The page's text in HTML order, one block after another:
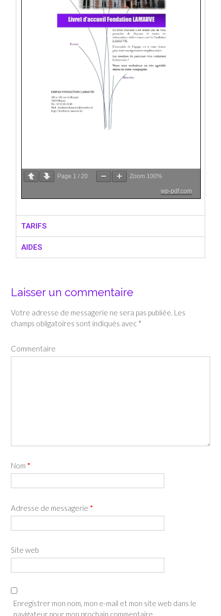
Page 1 / 20 Zoom 100%
wp-pdf.com
TARIFS
AIDES
Laisser un commentaire
Votre adresse de messagerie ne sera pas publiée. Les
champs obligatoires sont indiqués avec *
Commentaire
Nom *
Adresse de messagerie *
Site web
Enregistrer mon nom, mon e-mail et mon site web dans le
navigateur pour mon prochain commentaire.